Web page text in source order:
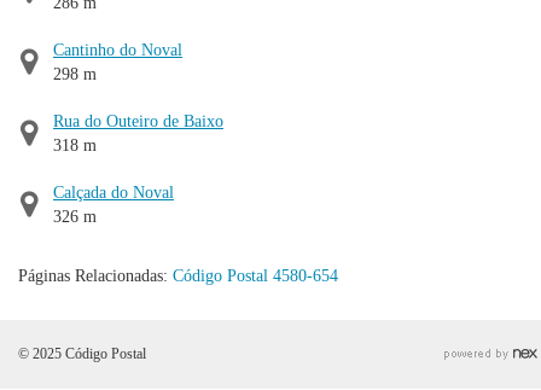
Cantinho do Noval
298 m
Rua do Outeiro de Baixo
318 m
Calçada do Noval
326 m
Páginas Relacionadas: Código Postal 4580-654
© 2025 Código Postal